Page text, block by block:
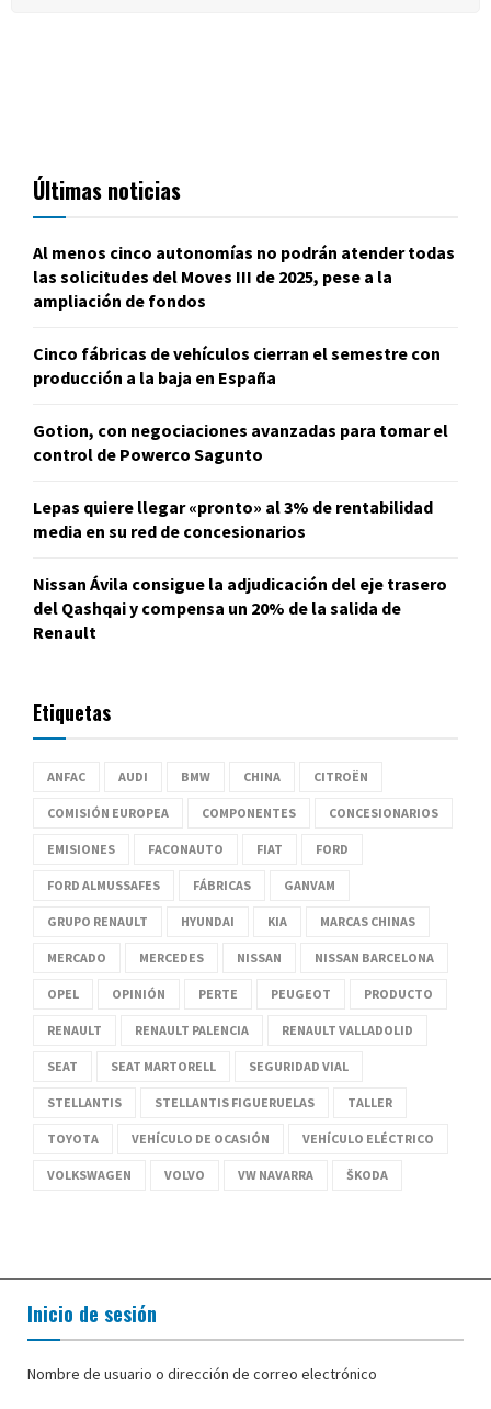
Últimas noticias
Al menos cinco autonomías no podrán atender todas
las solicitudes del Moves III de 2025, pese a la
ampliación de fondos
Cinco fábricas de vehículos cierran el semestre con
producción a la baja en España
Gotion, con negociaciones avanzadas para tomar el
control de Powerco Sagunto
Lepas quiere llegar «pronto» al 3% de rentabilidad
media en su red de concesionarios
Nissan Ávila consigue la adjudicación del eje trasero
del Qashqai y compensa un 20% de la salida de
Renault
Etiquetas
ANFAC AUDI BMW CHINA CITROËN
COMISIÓN EUROPEA COMPONENTES CONCESIONARIOS
EMISIONES FACONAUTO FIAT FORD
FORD ALMUSSAFES FÁBRICAS GANVAM
GRUPO RENAULT HYUNDAI KIA MARCAS CHINAS
MERCADO MERCEDES NISSAN NISSAN BARCELONA
OPEL OPINIÓN PERTE PEUGEOT PRODUCTO
RENAULT RENAULT PALENCIA RENAULT VALLADOLID
SEAT SEAT MARTORELL SEGURIDAD VIAL
STELLANTIS STELLANTIS FIGUERUELAS TALLER
TOYOTA VEHÍCULO DE OCASIÓN VEHÍCULO ELÉCTRICO
VOLKSWAGEN VOLVO VW NAVARRA ŠKODA
Inicio de sesión
Nombre de usuario o dirección de correo electrónico